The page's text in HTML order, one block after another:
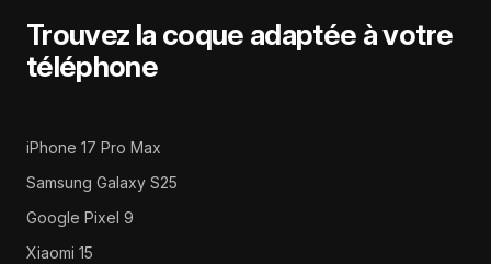
Trouvez la coque adaptée à votre
téléphone
iPhone 17 Pro Max
Samsung Galaxy S25
Google Pixel 9
Xiaomi 15